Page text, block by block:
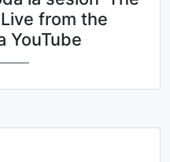
from the
YouTube